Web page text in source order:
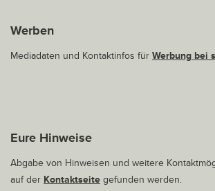
Werben
Mediadaten und Kontaktinfos für Werbung bei
Eure Hinweise
Abgabe von Hinweisen und weitere
auf der Kontaktseite gefunden werden.